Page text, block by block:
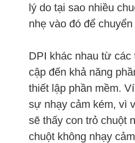
lý do tại sao nhiều
nhẹ vào đó để
DPI khác nhau từ các
cập đến khả năng
thiết lập phần mềm.
sự nhạy cảm kém, vì
sẽ thấy con trỏ chuột
chuột không nhạy